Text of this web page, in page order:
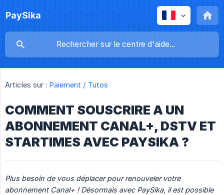
PaySika
Articles sur : Paiement / Tutos
COMMENT SOUSCRIRE A UN
ABONNEMENT CANAL+, DSTV ET
STARTIMES AVEC PAYSIKA ?
Plus besoin de vous déplacer pour renouveler votre
abonnement Canal+ ! Désormais avec PaySika, il est possible